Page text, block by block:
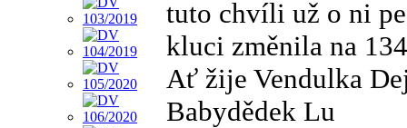
tuto chvíli už o ni
kluci změnila na
Ať žije Vendulka
Babydědek Lu